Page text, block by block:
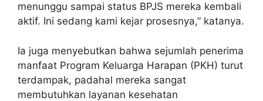
menunggu sampai status BPJS mereka kembali
aktif. Ini sedang kami kejar prosesnya,” katanya.
Ia juga menyebutkan bahwa sejumlah penerima
manfaat Program Keluarga Harapan (PKH) turut
terdampak, padahal mereka sangat
membutuhkan layanan kesehatan